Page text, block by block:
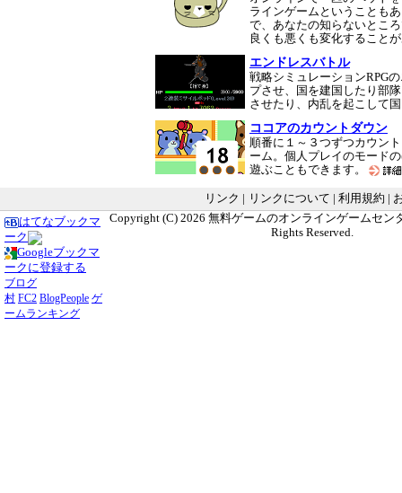
ラインゲームということも
で、あなたの知らないとこ
良くも悪くも変化すること
エンドレスバトル
戦略シミュレーションRPG
プさせ、国を建国したり部
させたり、内乱を起こして
ココアのカウントダウン
順番に１～３つずつカウン
ーム。個人プレイのモード
遊ぶこともできます。
リンク リンクについて 利用規約
はてなブックマ
ーク
Googleブックマ
ークに登録する
ブログ
村 FC2 BlogPeople ゲ
ームランキング
Copyright (C) 2026 無料ゲームのオンラインゲームセン
Rights Reserved.